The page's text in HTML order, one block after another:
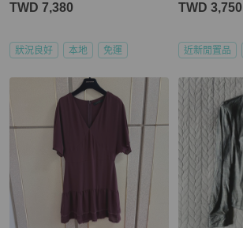
TWD 7,380
狀況良好 本地 免運
TWD 3,750
近新閒置品